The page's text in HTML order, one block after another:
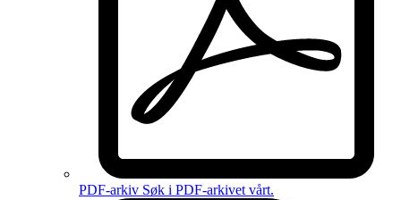
PDF-arkiv Søk i PDF-arkivet vårt.